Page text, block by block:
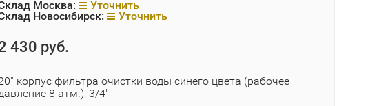
Москва:
Уточнить
Новосибирск:
Уточнить
430 руб.
корпус фильтра очистки воды синего цвета (рабочее
8 атм.), 3/4"